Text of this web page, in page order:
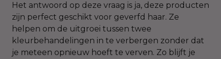
Het antwoord op deze vraag is ja, deze producten
zijn perfect geschikt voor geverfd haar. Ze
helpen om de uitgroei tussen twee
kleurbehandelingen in te verbergen zonder dat
je meteen opnieuw hoeft te verven. Zo blijft je